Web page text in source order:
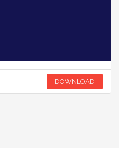
DOWNLOAD